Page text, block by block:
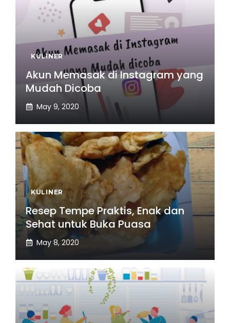
KULINER
Akun Memasak di Instagram yang
Mudah Dicoba
May 9, 2020
KULINER
Resep Tempe Praktis, Enak dan
Sehat untuk Buka Puasa
May 8, 2020